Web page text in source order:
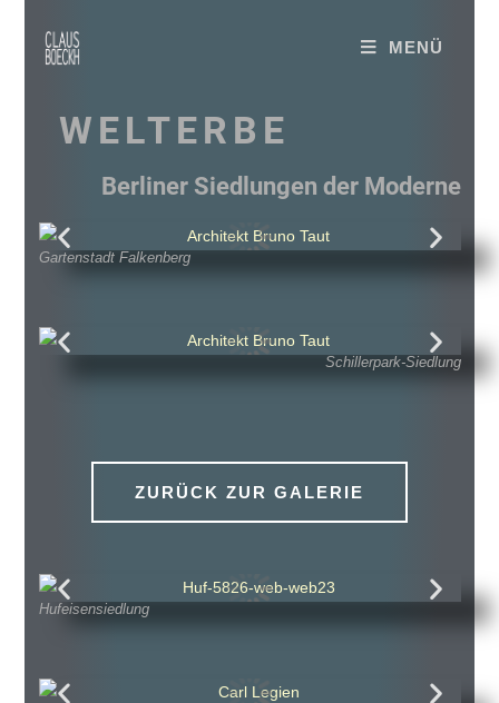
MENÜ
WELTERBE
Berliner Siedlungen der Moderne
Gartenstadt Falkenberg
Schillerpark-Siedlung
ZURÜCK ZUR GALERIE
Hufeisensiedlung